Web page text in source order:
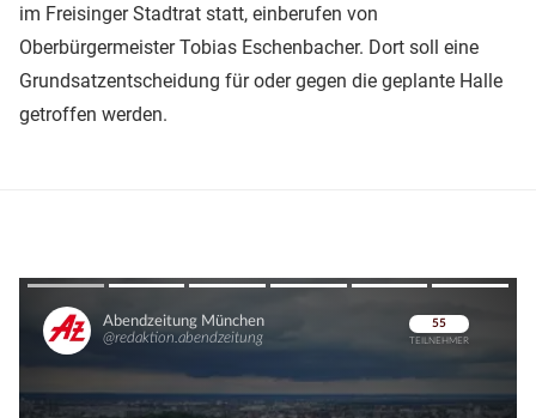
im Freisinger Stadtrat statt, einberufen von
Oberbürgermeister Tobias Eschenbacher. Dort soll eine
Grundsatzentscheidung für oder gegen die geplante Halle
getroffen werden.
Überspringen